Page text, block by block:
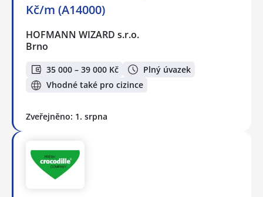
Kč/m (A14000)
HOFMANN WIZARD s.r.o.
Brno
35 000 – 39 000 Kč
Plný úvazek
Vhodné také pro cizince
Zveřejněno: 1. srpna